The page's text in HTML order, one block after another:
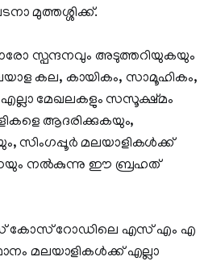
മുത്തശ്ശിക്ക്.
സ്പന്ദനവും അടുത്തറിയുകയും
കല, കായികം, സാമൂഹികം,
എല്ലാ മേഖലകളും സസൂക്ഷ്മം
ആദരിക്കുകയും,
സിംഗപ്പൂര്‍ മലയാളികള്‍ക്ക്
നല്‍കുന്നു ഈ ബ്രഹത്
കോസ് റോഡിലെ എസ് എം എ
മലയാളികള്‍ക്ക് എല്ലാ